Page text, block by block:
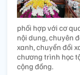
phối hợp với cơ
nội dung, chuyên
xanh, chuyển đổi
chương trình học
cộng đồng.